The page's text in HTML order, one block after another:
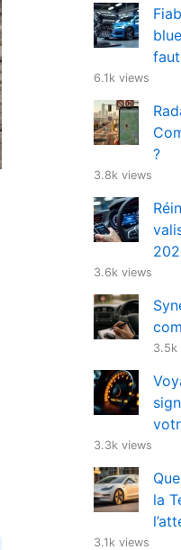
6.1k views
?
3.8k views
3.6k views
3.5k
3.3k views
la
3.1k views